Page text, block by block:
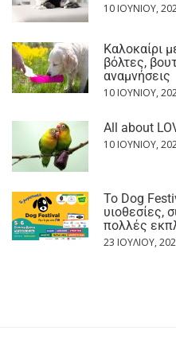
10 ΙΟΥΝΊΟΥ,
Καλοκαίρι
βόλτες,
αναμνήσεις
10 ΙΟΥΝΊΟΥ,
All about
10 ΙΟΥΝΊΟΥ,
Το Dog
υιοθεσίες,
πολλές
23 ΙΟΥΛΊΟΥ,